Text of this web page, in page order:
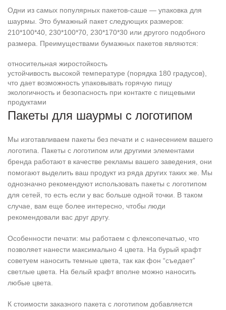
Одни из самых популярных пакетов-саше — упаковка для
шаурмы. Это бумажный пакет следующих размеров:
210*100*40, 230*100*70, 230*170*30 или другого подобного
размера. Преимуществами бумажных пакетов являются:
относительная жиростойкость
устойчивость высокой температуре (порядка 180 градусов),
что дает возможность упаковывать горячую пищу
экологичность и безопасность при контакте с пищевыми
продуктами
Пакеты для шаурмы с логотипом
Мы изготавливаем пакеты без печати и с нанесением вашего
логотипа. Пакеты с логотипом или другими элементами
бренда работают в качестве рекламы вашего заведения, они
помогают выделить ваш продукт из ряда других таких же. Мы
однозначно рекомендуют использовать пакеты с логотипом
для сетей, то есть если у вас больше одной точки. В таком
случае, вам еще более интересно, чтобы люди
рекомендовали вас друг другу.
Особенности печати: мы работаем с флексопечатью, что
позволяет нанести максимально 4 цвета. На бурый крафт
советуем наносить темные цвета, так как фон “съедает”
светлые цвета. На белый крафт вполне можно наносить
любые цвета.
К стоимости заказного пакета с логотипом добавляется